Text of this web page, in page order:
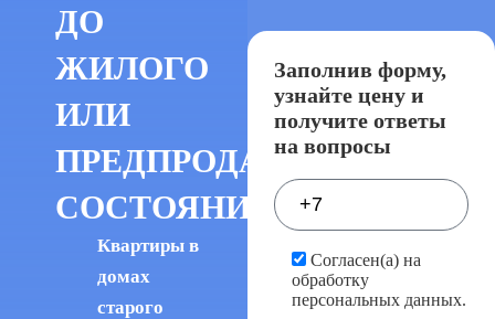
ДО
ЖИЛОГО
ИЛИ
ПРЕДПРОДАЖНОГО
СОСТОЯНИЯ
Квартиры в
домах
старого
Заполнив форму,
узнайте цену и
получите ответы
на вопросы
Согласен(а) на
обработку
персональных данных.